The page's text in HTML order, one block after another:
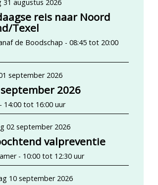
31 augustus 2026
reis naar Noord
Texel
de Boodschap - 08:45 tot 20:00
september 2026
2026
14:00 tot 16:00 uur
02 september 2026
valpreventie
- 10:00 tot 12:30 uur
10 september 2026